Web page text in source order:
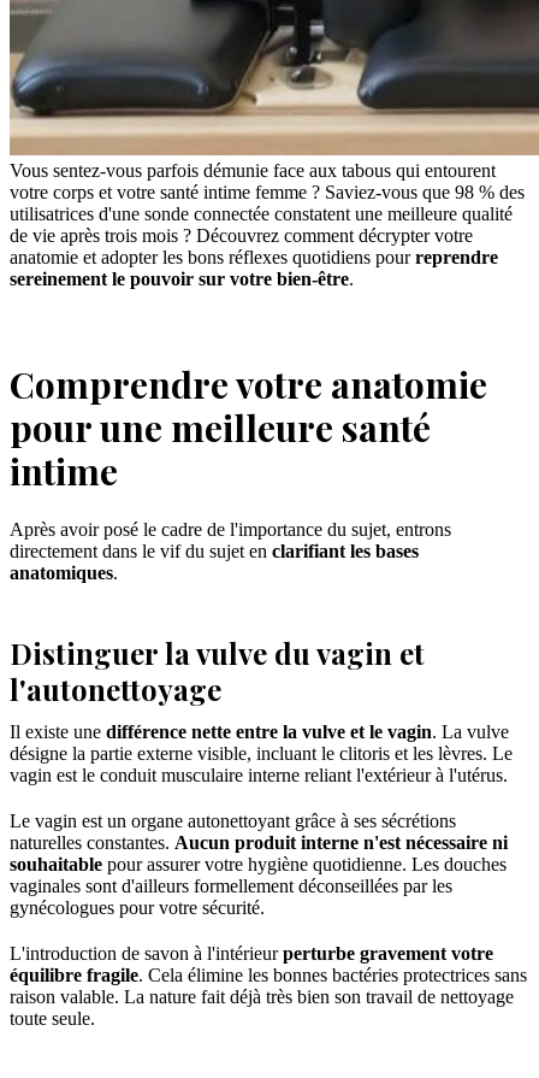
Vous sentez-vous parfois démunie face aux tabous qui entourent
votre corps et votre santé intime femme ? Saviez-vous que 98 % des
utilisatrices d'une sonde connectée constatent une meilleure qualité
de vie après trois mois ? Découvrez comment décrypter votre
anatomie et adopter les bons réflexes quotidiens pourreprendre
sereinement le pouvoir sur votre bien-être.
Comprendre votre anatomie
pour une meilleure santé
intime
Après avoir posé le cadre de l'importance du sujet, entrons
directement dans le vif du sujet en clarifiant les bases
anatomiques.
Distinguer la vulve du vagin et
l'autonettoyage
Il existe une différence nette entre la vulve et le vagin. La vulve
désigne la partie externe visible, incluant le clitoris et les lèvres. Le
vagin est le conduit musculaire interne reliant l'extérieur à l'utérus.
Le vagin est un organe autonettoyant grâce à ses sécrétions
naturelles constantes. Aucun produit interne n'est nécessaire ni
souhaitable pour assurer votre hygiène quotidienne. Les douches
vaginales sont d'ailleurs formellement déconseillées par les
gynécologues pour votre sécurité.
L'introduction de savon à l'intérieurperturbe gravement votre
équilibre fragile. Cela élimine les bonnes bactéries protectrices sans
raison valable. La nature fait déjà très bien son travail de nettoyage
toute seule.